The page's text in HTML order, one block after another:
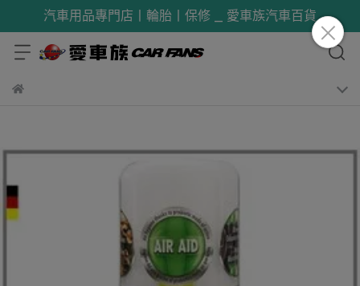
汽車用品專門店丨輪胎丨保修 _ 愛車族汽車百貨